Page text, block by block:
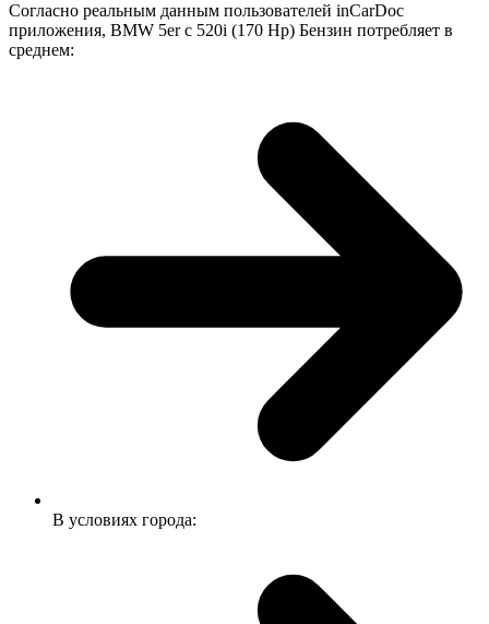
Согласно реальным данным пользователей inCarDoc
приложения, BMW 5er с 520i (170 Hp) Бензин потребляет в
среднем:
В условиях города: